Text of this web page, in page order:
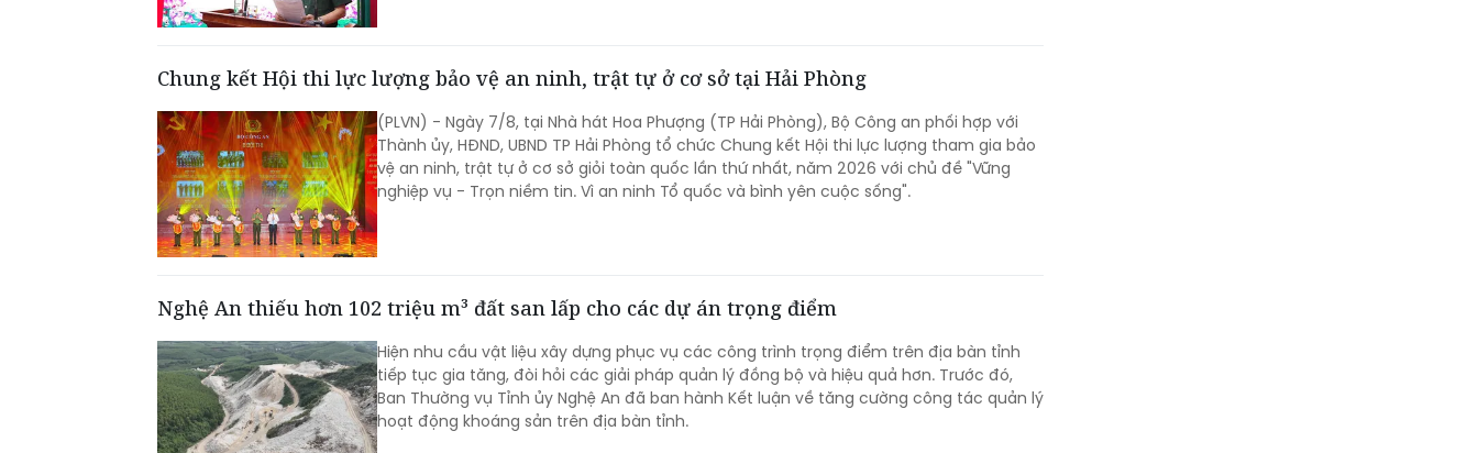
Chung kết Hội thi lực lượng bảo vệ an ninh, trật tự ở cơ sở tại Hải Phòng
(PLVN) - Ngày 7/8, tại Nhà hát Hoa Phượng (TP Hải Phòng), Bộ Công an phối hợp với
Thành ủy, HĐND, UBND TP Hải Phòng tổ chức Chung kết Hội thi lực lượng tham gia bảo
vệ an ninh, trật tự ở cơ sở giỏi toàn quốc lần thứ nhất, năm 2026 với chủ đề "Vững
nghiệp vụ - Trọn niềm tin. Vì an ninh Tổ quốc và bình yên cuộc sống".
Nghệ An thiếu hơn 102 triệu m³ đất san lấp cho các dự án trọng điểm
Hiện nhu cầu vật liệu xây dựng phục vụ các công trình trọng điểm trên địa bàn tỉnh
tiếp tục gia tăng, đòi hỏi các giải pháp quản lý đồng bộ và hiệu quả hơn. Trước đó,
Ban Thường vụ Tỉnh ủy Nghệ An đã ban hành Kết luận về tăng cường công tác quản lý
hoạt động khoáng sản trên địa bàn tỉnh.